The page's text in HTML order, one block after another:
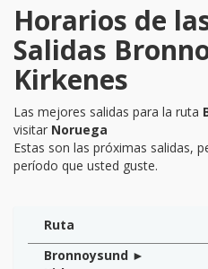
Horarios de
Salidas
Kirkenes
Las mejores salidas para la ruta
visitar Noruega
Estas son las próximas salidas,
período que usted guste.
Ruta
Bronnoysund ►